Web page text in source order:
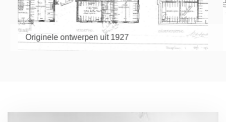
Originele ontwerpen uit 1927